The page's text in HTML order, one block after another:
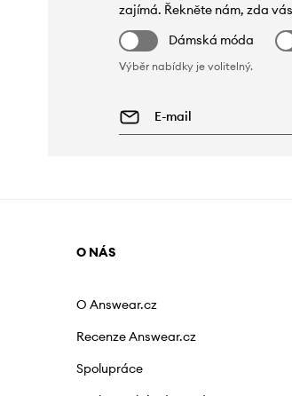
zajímá. Řekněte nám, zda
Dámská móda
Výběr nabídky je volitelný.
O NÁS
O Answear.cz
Recenze Answear.cz
Spolupráce